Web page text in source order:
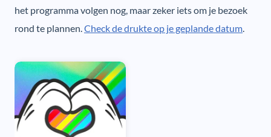
het programma volgen nog, maar zeker iets om je bezoek
rond te plannen.Check de drukte op je geplande datum.